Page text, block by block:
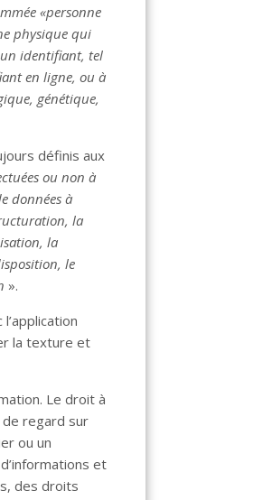
«personne
physique qui
identifiant, tel
en ligne, ou à
génétique,
définis aux
ou non à
données à
la
la
le
».
la texture et
Le droit à
de regard sur
ou un
et
des droits